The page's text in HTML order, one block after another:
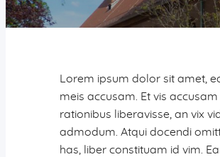
Ältere Menschen
Konzerte und Musik
Taufe | Trauung | Bestattung
Aktiv gegen Missbrauch
Geistreich
Predigten
Lorem ipsum dolor sit amet,
meis accusam. Et vis accusam
rationibus liberavisse, an vix
admodum. Atqui docendi
has, liber constituam id vim.